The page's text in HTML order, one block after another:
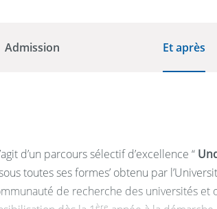
Admission Et après
d’un parcours sélectif d’excellence “
toutes ses formes’ obtenu par
de recherche des universités et
ère